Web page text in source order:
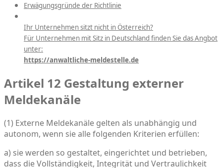
Erwägungsgründe der Richtlinie
Ihr Unternehmen sitzt nicht in Österreich?
Für Unternehmen mit Sitz in Deutschland finden Sie das Angbot
unter:
https://anwaltliche-meldestelle.de
Artikel 12 Gestaltung externer
Meldekanäle
(1) Externe Meldekanäle gelten als unabhängig und
autonom, wenn sie alle folgenden Kriterien erfüllen:
a) sie werden so gestaltet, eingerichtet und betrieben,
dass die Vollständigkeit, Integrität und Vertraulichkeit